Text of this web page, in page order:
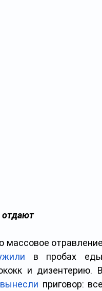
отдают
массовое отравление
в пробах еды
и дизентерию. В
вынесли приговор: все